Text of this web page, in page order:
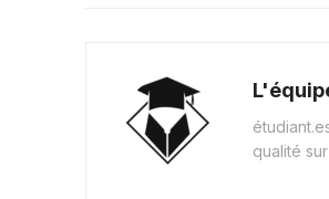
qualité